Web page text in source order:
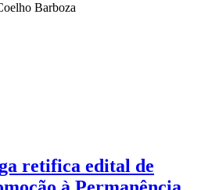
Barboza
retifica edital de